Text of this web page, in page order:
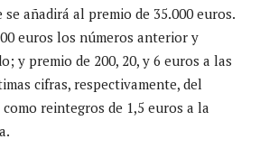
añadirá al premio de 35.000 euros.
euros los números anterior y
y premio de 200, 20, y 6 euros a las
cifras, respectivamente, del
reintegros de 1,5 euros a la